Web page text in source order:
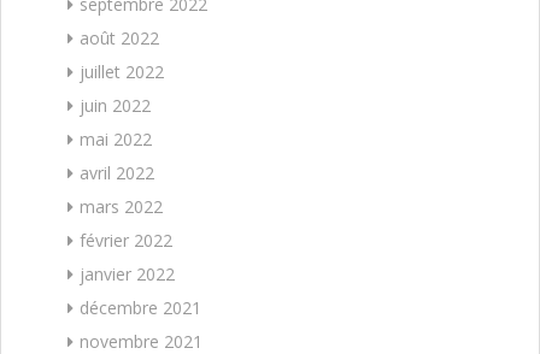
août 2022
juillet 2022
juin 2022
mai 2022
avril 2022
mars 2022
février 2022
janvier 2022
décembre 2021
novembre 2021